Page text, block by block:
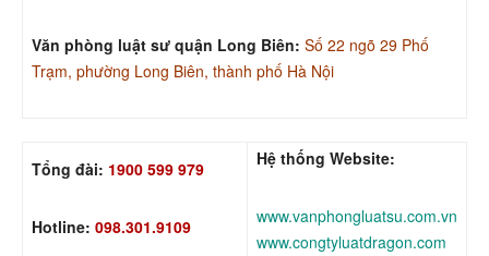
Văn phòng luật sư quận Long Biên: Số 22 ngõ 29 Phố
Trạm, phường Long Biên, thành phố Hà Nội
Tổng đài: 1900 599 979
Hotline: 098.301.9109
Hệ thống Website:
www.vanphongluatsu.com.vn
www.congtyluatdragon.com